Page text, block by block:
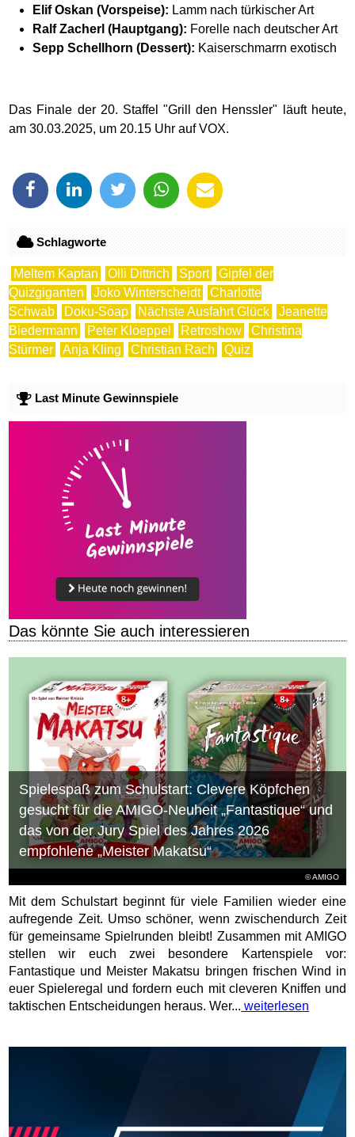
Elif Oskan (Vorspeise): Lamm nach türkischer Art
Ralf Zacherl (Hauptgang): Forelle nach deutscher Art
Sepp Schellhorn (Dessert): Kaiserschmarrn exotisch
Das Finale der 20. Staffel "Grill den Henssler" läuft heute,
am 30.03.2025, um 20.15 Uhr auf VOX.
Schlagworte
Meltem Kaptan Olli Dittrich Sport
Gipfel der
Quizgiganten
Joko Winterscheidt
Charlotte
Schwab
Doku-Soap Nächste Ausfahrt Glück
Jeanette
Biedermann
Peter Kloeppel Retroshow
Christina
Stürmer
Anja Kling Christian Rach Quiz
Last Minute Gewinnspiele
Das könnte Sie auch interessieren
© AMIGO
Spielespaß zum Schulstart: Clevere Köpfchen
gesucht für die AMIGO-Neuheit „Fantastique“ und
das von der Jury Spiel des Jahres 2026
empfohlene „Meister Makatsu“
Mit dem Schulstart beginnt für viele Familien wieder eine
aufregende Zeit. Umso schöner, wenn zwischendurch Zeit
für gemeinsame Spielrunden bleibt! Zusammen mit AMIGO
stellen wir euch zwei besondere Kartenspiele vor:
Fantastique und Meister Makatsu bringen frischen Wind in
euer Spieleregal und fordern euch mit cleveren Kniffen und
taktischen Entscheidungen heraus. Wer... weiterlesen